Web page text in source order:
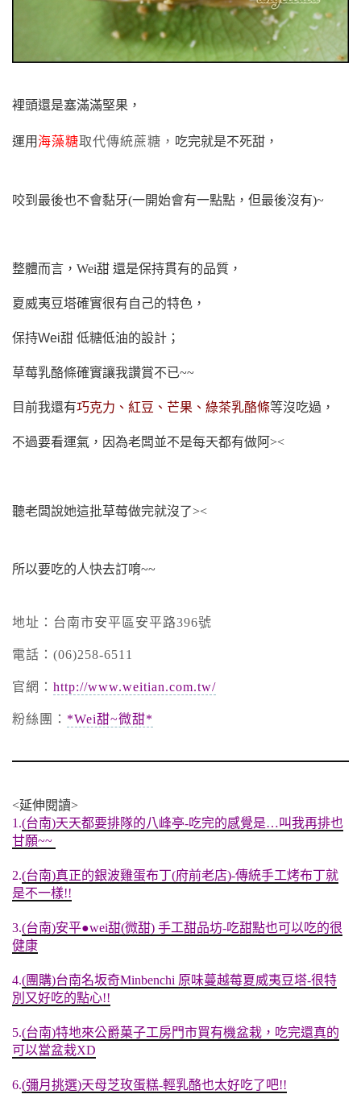
裡頭還是塞滿滿堅果，
運用 海藻糖取代傳統蔗糖， 吃完就是不死甜，
咬到最後也不會黏牙(一開始會有一點點，但最後沒有)~
整體而言，Wei甜 還是保持貫有的品質，
夏威夷豆塔確實很有自己的特色，
保持Wei甜 低糖低油的設計；
草莓乳酪條確實讓我讚賞不已~~
目前我還有巧克力、紅豆、芒果、綠茶乳酪條等沒吃過，
不過要看運氣，因為老闆並不是每天都有做阿><
聽老闆說她這批草莓做完就沒了><
所以要吃的人快去訂唷~~
地址：台南市安平區安平路396號
電話：(06)258-6511
官網： http://www.weitian.com.tw/
粉絲團： *Wei甜~微甜*
<延伸閱讀>
1.(台南)天天都要排隊的八峰亭-吃完的感覺是…叫我再排也
甘願~~
2.(台南)真正的銀波雞蛋布丁(府前老店)-傳統手工烤布丁就
是不一樣!!
3.(台南)安平●wei甜(微甜) 手工甜品坊-吃甜點也可以吃的很
健康
4.(團購)台南名坂奇Minbenchi 原味蔓越莓夏威夷豆塔-很特
別又好吃的點心!!
5.(台南)特地來公爵菓子工房門市買有機盆栽，吃完還真的
可以當盆栽XD
6.(彌月挑選)天母芝玫蛋糕-輕乳酪也太好吃了吧!!